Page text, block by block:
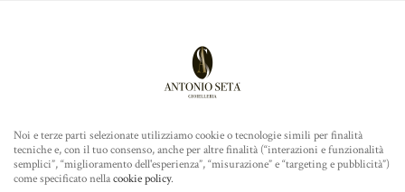
ROLEX
TUDOR
Lun - Mar - Mer - Ven - Sab
10.00 / 13.00 - 16.45 / 20.00
Noi e terze parti selezionate utilizziamo cookie o tecnologie simili per finalità
tecniche e, con il tuo consenso, anche per altre finalità (“interazioni e funzionalità
semplici”, “miglioramento dell'esperienza”, “misurazione” e “targeting e pubblicità”)
come specificato nellacookie policy.